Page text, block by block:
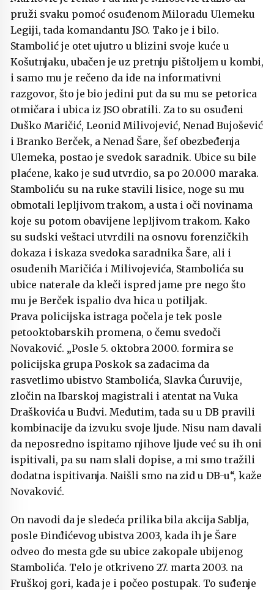
pruži svaku pomoć osuđenom Miloradu Ulemeku
Legiji, tada komandantu JSO. Tako je i bilo.
Stambolić je otet ujutro u blizini svoje kuće u
Košutnjaku, ubačen je uz pretnju pištoljem u kombi,
i samo mu je rečeno da ide na informativni
razgovor, što je bio jedini put da su mu se petorica
otmičara i ubica iz JSO obratili. Za to su osuđeni
Duško Maričić, Leonid Milivojević, Nenad Bujošević
i Branko Berček, a Nenad Šare, šef obezbeđenja
Ulemeka, postao je svedok saradnik. Ubice su bile
plaćene, kako je sud utvrdio, sa po 20.000 maraka.
Stamboliću su na ruke stavili lisice, noge su mu
obmotali lepljivom trakom, a usta i oči novinama
koje su potom obavijene lepljivom trakom. Kako
su sudski veštaci utvrdili na osnovu forenzičkih
dokaza i iskaza svedoka saradnika Šare, ali i
osuđenih Maričića i Milivojevića, Stambolića su
ubice naterale da kleči ispred jame pre nego što
mu je Berček ispalio dva hica u potiljak.
Prava policijska istraga počela je tek posle
petooktobarskih promena, o čemu svedoči
Novaković. „Posle 5. oktobra 2000. formira se
policijska grupa Poskok sa zadacima da
rasvetlimo ubistvo Stambolića, Slavka Ćuruvije,
zločin na Ibarskoj magistrali i atentat na Vuka
Draškovića u Budvi. Međutim, tada su u DB pravili
kombinacije da izvuku svoje ljude. Nisu nam davali
da neposredno ispitamo njihove ljude već su ih oni
ispitivali, pa su nam slali dopise, a mi smo tražili
dodatna ispitivanja. Naišli smo na zid u DB-u“, kaže
Novaković.
On navodi da je sledeća prilika bila akcija Sablja,
posle Đinđićevog ubistva 2003, kada ih je Šare
odveo do mesta gde su ubice zakopale ubijenog
Stambolića. Telo je otkriveno 27. marta 2003. na
Fruškoj gori, kada je i počeo postupak. To suđenje